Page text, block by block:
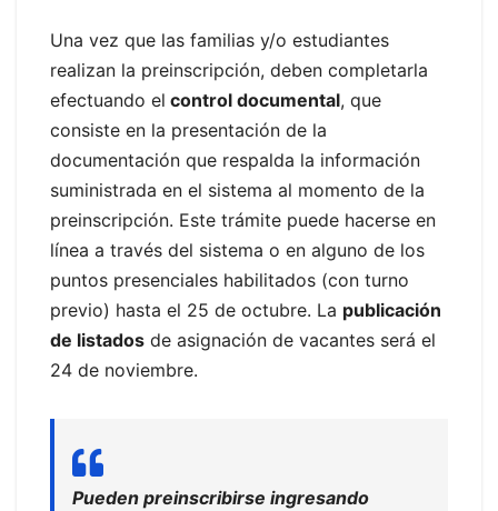
Una vez que las familias y/o estudiantes
realizan la preinscripción, deben completarla
efectuando el control documental, que
consiste en la presentación de la
documentación que respalda la información
suministrada en el sistema al momento de la
preinscripción. Este trámite puede hacerse en
línea a través del sistema o en alguno de los
puntos presenciales habilitados (con turno
previo) hasta el 25 de octubre. La publicación
de listados de asignación de vacantes será el
24 de noviembre.
Pueden preinscribirse ingresando